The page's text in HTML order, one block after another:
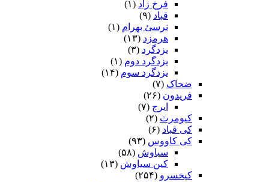
فرخ زاد (۱)
قباد (۹)
نرسئ بهرام‏ (۱)
هرمزد (۱۳)
یزدگرد (۳)
یزدگرد دوم (۱)
یزدگرد سوم (۱۴)
ضحاک (۷)
فریدون (۲۶)
ایرج (۷)
کیومرث (۲)
کی قباد (۶)
کی کاووس (۹۳)
سیاوش (۵۸)
کین سیاوش (۱۳)
کیخسرو (۲۵۴)